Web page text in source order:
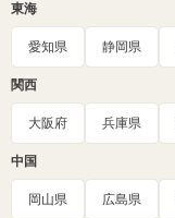
東海
愛知県 静岡県
関西
大阪府 兵庫県
中国
岡山県 広島県